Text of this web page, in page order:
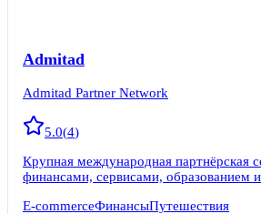
Admitad
Admitad Partner Network
5.0(4)
Крупная международная партнёрская
финансами, сервисами, образованием
E-commerceФинансыПутешествия